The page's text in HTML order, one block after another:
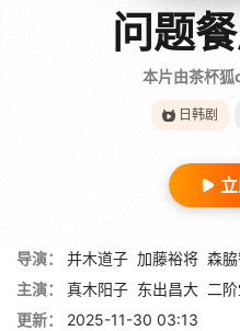
问题
本片由茶杯
日韩剧
导演： 并木道子 加藤裕将 森
主演：
真木阳子 东出昌大 二
更新：
2025-11-30 03:13